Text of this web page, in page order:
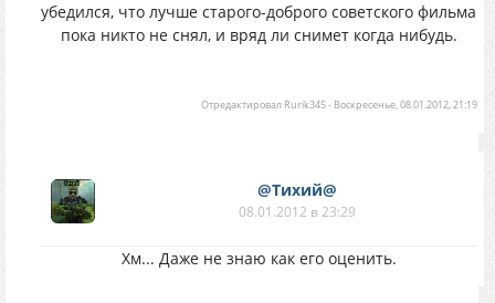
убедился, что лучше старого-доброго советского фильма
пока никто не снял, и вряд ли снимет когда нибудь.
Отредактировал Rurik345- Воскресенье, 08.01.2012, 21:19
@Тихий@
08.01.2012 в 23:29
Хм... Даже не знаю как его оценить.